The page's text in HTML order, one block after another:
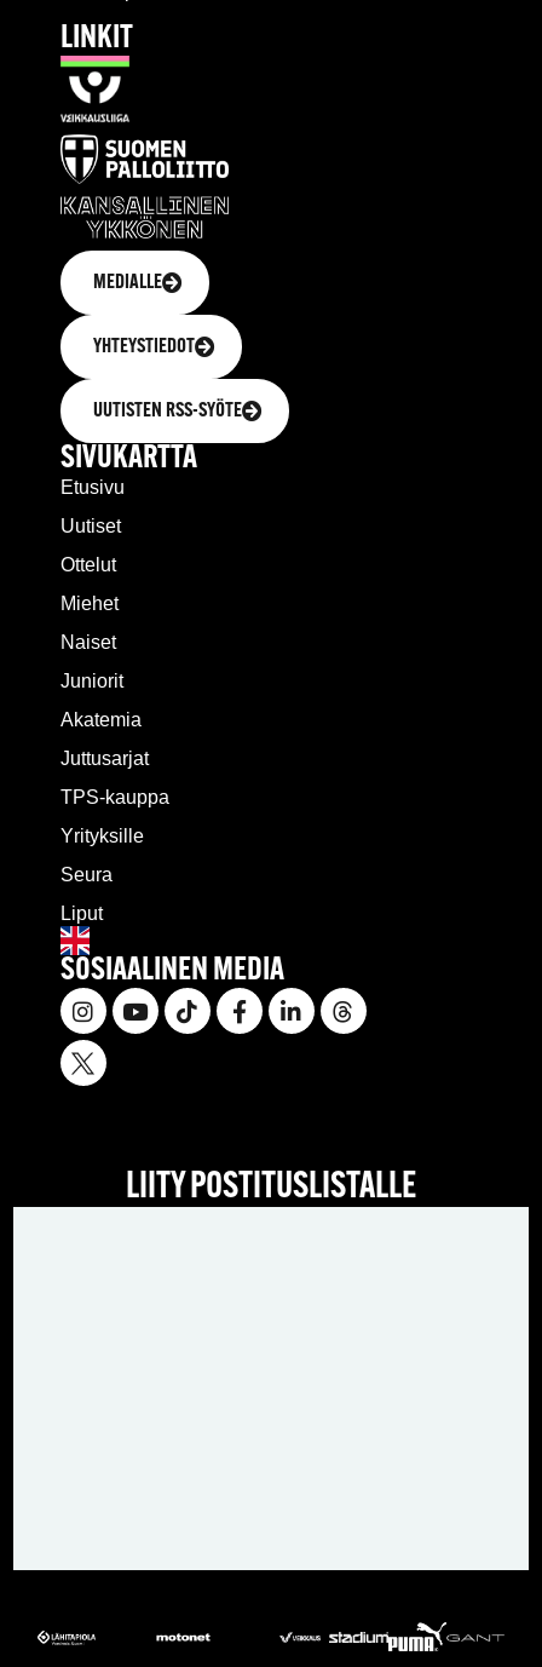
LINKIT
MEDIALLE
YHTEYSTIEDOT
UUTISTEN RSS-SYÖTE
SIVUKARTTA
Etusivu
Uutiset
Ottelut
Miehet
Naiset
Juniorit
Akatemia
Juttusarjat
TPS-kauppa
Yrityksille
Seura
Liput
SOSIAALINEN MEDIA
LIITY POSTITUSLISTALLE